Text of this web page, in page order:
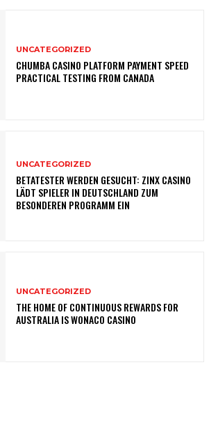
UNCATEGORIZED
CHUMBA CASINO PLATFORM PAYMENT SPEED
PRACTICAL TESTING FROM CANADA
UNCATEGORIZED
BETATESTER WERDEN GESUCHT: ZINX CASINO
LÄDT SPIELER IN DEUTSCHLAND ZUM
BESONDEREN PROGRAMM EIN
UNCATEGORIZED
THE HOME OF CONTINUOUS REWARDS FOR
AUSTRALIA IS WONACO CASINO